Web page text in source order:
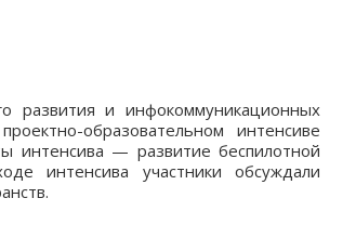
развития и инфокоммуникационных
образовательном интенсиве
интенсива — развитие беспилотной
интенсива участники обсуждали